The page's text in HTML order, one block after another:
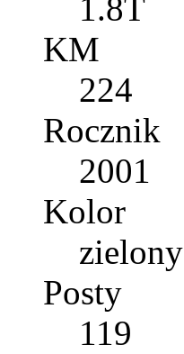
1.8T
KM
224
Rocznik
2001
Kolor
zielony
Posty
119